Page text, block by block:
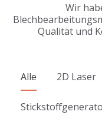
Wir
Qualität und
Alle 2D Laser